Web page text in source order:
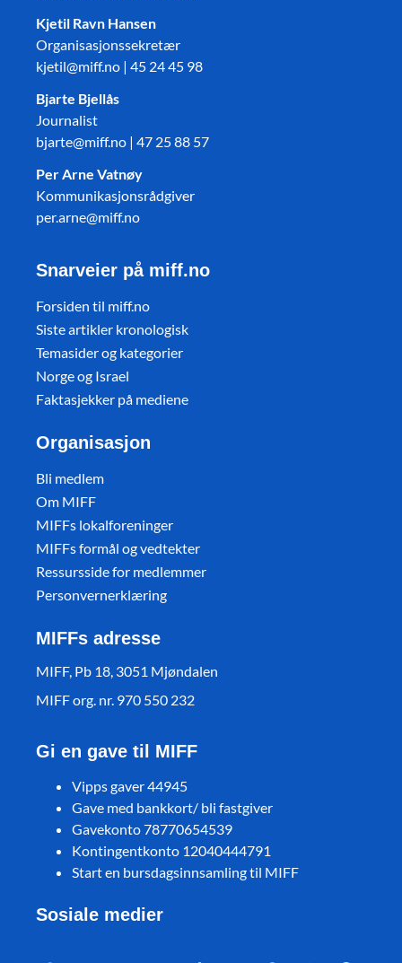
Kjetil Ravn Hansen
Organisasjonssekretær
kjetil@miff.no | 45 24 45 98
Bjarte Bjellås
Journalist
bjarte@miff.no | 47 25 88 57
Per Arne Vatnøy
Kommunikasjonsrådgiver
per.arne@miff.no
Snarveier på miff.no
Forsiden til miff.no
Siste artikler kronologisk
Temasider og kategorier
Norge og Israel
Faktasjekker på mediene
Organisasjon
Bli medlem
Om MIFF
MIFFs lokalforeninger
MIFFs formål og vedtekter
Ressursside for medlemmer
Personvernerklæring
MIFFs adresse
MIFF, Pb 18, 3051 Mjøndalen
MIFF org. nr. 970 550 232
Gi en gave til MIFF
Vipps gaver 44945
Gave med bankkort/ bli fastgiver
Gavekonto 78770654539
Kontingentkonto 12040444791
Start en bursdagsinnsamling til MIFF
Sosiale medier